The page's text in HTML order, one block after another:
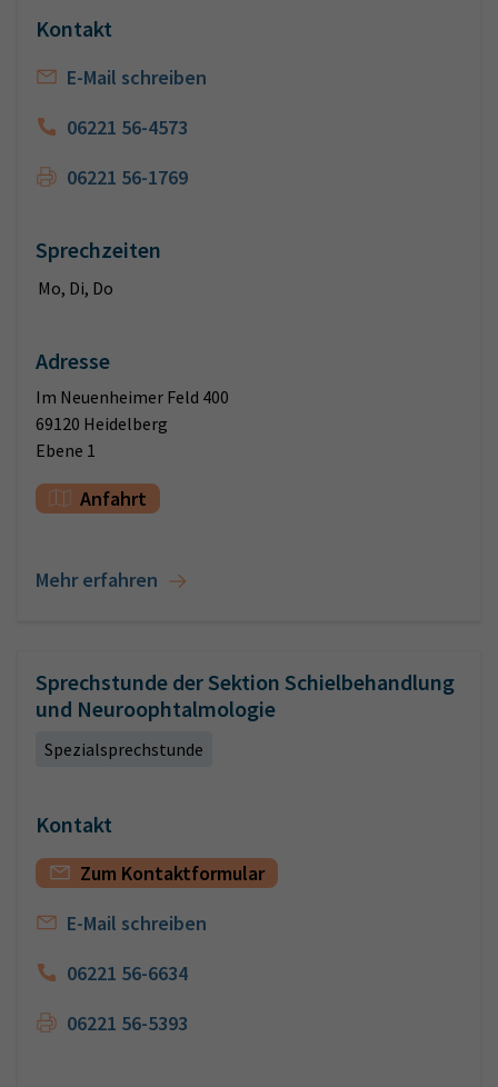
Kontakt
E-Mail schreiben
06221 56-4573
06221 56-1769
Sprechzeiten
Mo, Di, Do
Adresse
Im Neuenheimer Feld 400
69120 Heidelberg
Ebene 1
Anfahrt
Mehr erfahren
Sprechstunde der Sektion Schielbehandlung
und Neuroophtalmologie
Spezialsprechstunde
Kontakt
Zum Kontaktformular
E-Mail schreiben
06221 56-6634
06221 56-5393